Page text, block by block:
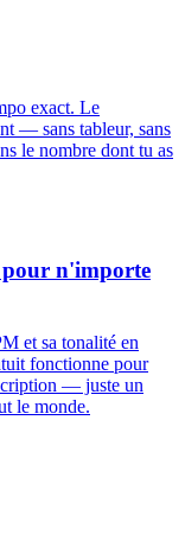
exact. Le
— sans tableur, sans
le nombre dont tu as
n'importe
et sa tonalité en
fonctionne pour
— juste un
le monde.